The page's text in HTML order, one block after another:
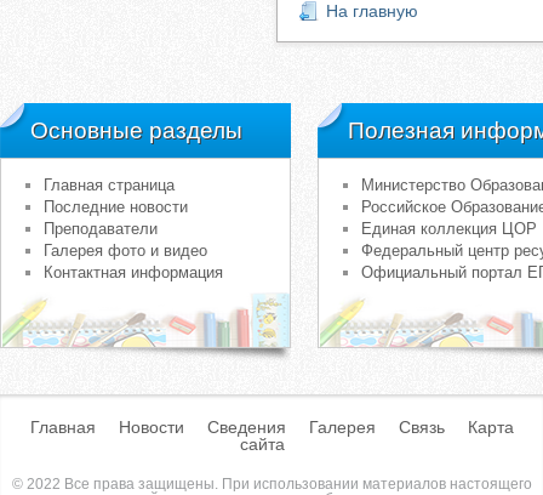
На главную
Основные разделы
Главная страница
Последние новости
Преподаватели
Галерея фото и видео
Контактная информация
Полезная
Министерство
Российское
Единая коллекция ЦОР
Федеральный центр
Официальный портал
Главная Новости Сведения Галерея Связь
Карта
сайта
© 2022 Все права защищены. При использовании материалов настоящего